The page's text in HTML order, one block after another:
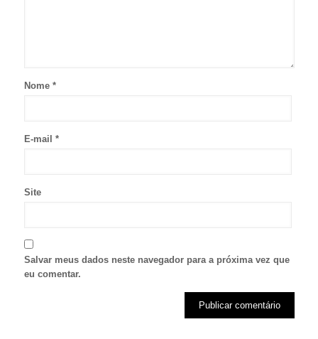
Nome *
E-mail *
Site
Salvar meus dados neste navegador para a próxima vez que
eu comentar.